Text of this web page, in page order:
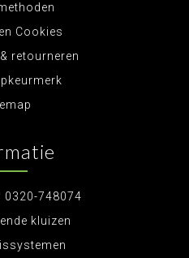
Cookies
retourneren
0320-748074
kluizen